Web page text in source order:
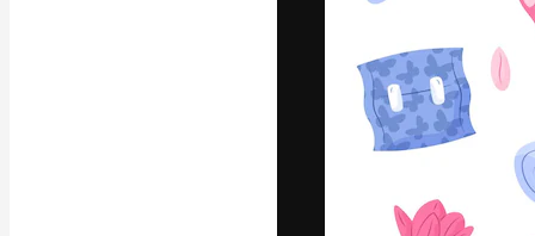
La
migliori lavori.
creativi,
Italiano